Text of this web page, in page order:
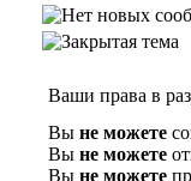
Ваши права в
Вы не можете
Вы не можете
Вы не можете